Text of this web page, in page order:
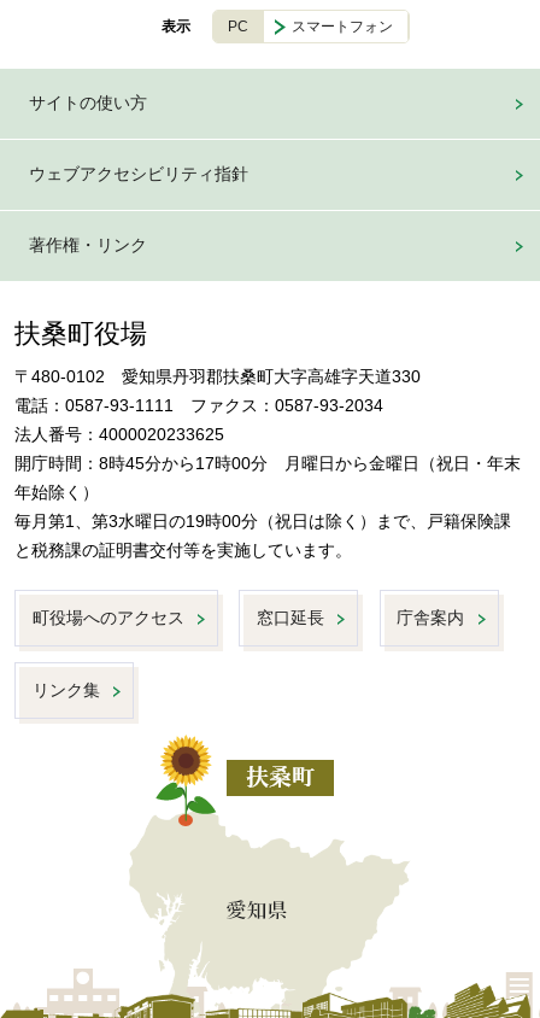
表示 PC スマートフォン
サイトの使い方
ウェブアクセシビリティ指針
著作権・リンク
扶桑町役場
〒480-0102 愛知県丹羽郡扶桑町大字高雄字天道330
電話：0587-93-1111 ファクス：0587-93-2034
法人番号：4000020233625
開庁時間：8時45分から17時00分 月曜日から金曜日（祝日・年末
年始除く）
毎月第1、第3水曜日の19時00分（祝日は除く）まで、戸籍保険課
と税務課の証明書交付等を実施しています。
町役場へのアクセス 窓口延長 庁舎案内
リンク集